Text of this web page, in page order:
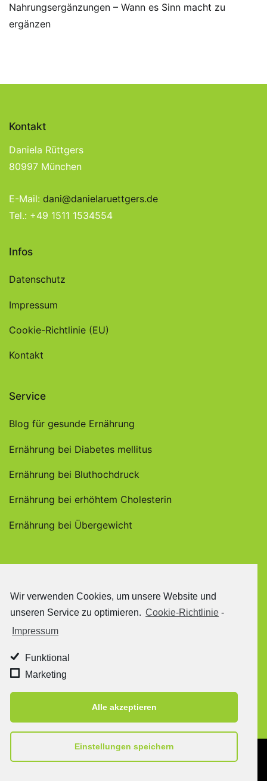
Wir verwenden Cookies, um unsere Website und
unseren Service zu optimieren. Cookie-Richtlinie -
Impressum
Funktional
Marketing
Alle akzeptieren
Einstellungen speichern
Nahrungsergänzungen – Wann es Sinn macht zu
ergänzen
Kontakt
Daniela Rüttgers
80997 München
E-Mail: dani@danielaruettgers.de
Tel.: +49 1511 1534554
Infos
Datenschutz
Impressum
Cookie-Richtlinie (EU)
Kontakt
Service
Blog für gesunde Ernährung
Ernährung bei Diabetes mellitus
Ernährung bei Bluthochdruck
Ernährung bei erhöhtem Cholesterin
Ernährung bei Übergewicht
Copyright © 2020 Daniela Rüttgers - All Rights